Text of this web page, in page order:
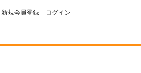
新規会員登録 ログイン